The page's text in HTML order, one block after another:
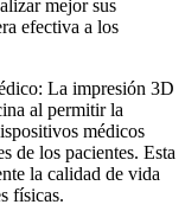
mejor sus
efectiva a los
La impresión 3D
al permitir la
médicos
de los pacientes. Esta
la calidad de vida
físicas.